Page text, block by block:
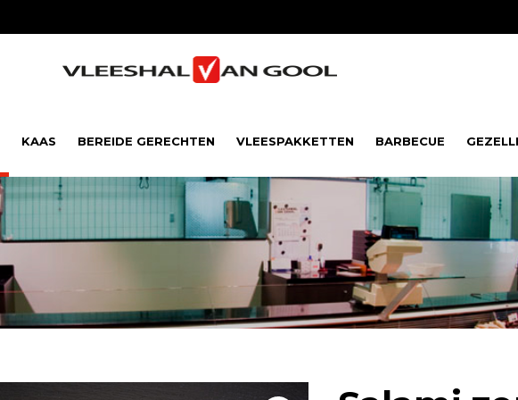
KAAS BEREIDE GERECHTEN VLEESPAKKETTEN BARBECUE